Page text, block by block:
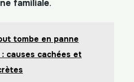
familiale.
tombe en panne
causes cachées et